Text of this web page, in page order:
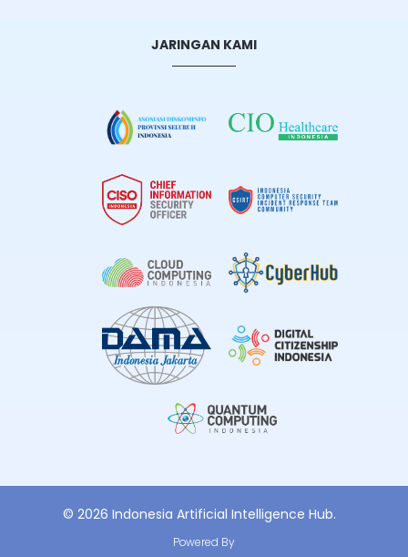
JARINGAN KAMI
© 2026 Indonesia Artificial Intelligence Hub.
Powered By